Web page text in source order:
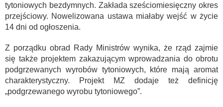
tytoniowych bezdymnych. Zakłada sześciomiesięczny okres
przejściowy. Nowelizowana ustawa miałaby wejść w życie
14 dni od ogłoszenia.
Z porządku obrad Rady Ministrów wynika, że rząd zajmie
się także projektem zakazującym wprowadzania do obrotu
podgrzewanych wyrobów tytoniowych, które mają aromat
charakterystyczny. Projekt MZ dodaje też definicję
„podgrzewanego wyrobu tytoniowego”.